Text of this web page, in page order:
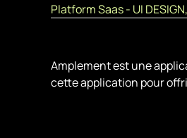
Platform Saas - UI
Amplement est une
cette application pour